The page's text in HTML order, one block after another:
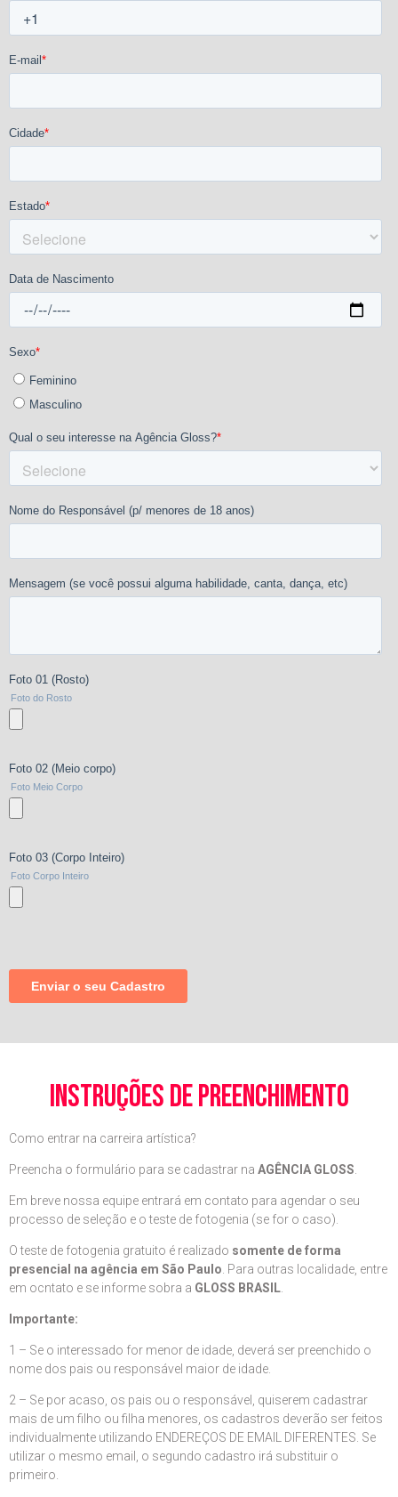
instruções de preenchimento
Como entrar na carreira artística?
Preencha o formulário para se cadastrar na AGÊNCIA GLOSS
Em breve nossa equipe entrará em contato para agendar o seu
processo de seleção e o teste de fotogenia (se for o caso).
O teste de fotogenia gratuito é realizado somente de forma
presencial na agência em São Paulo . Para outras localidade, entre
em ocntato e se informe sobra a GLOSS BRASIL
Importante:
1 – Se o interessado for menor de idade, deverá ser preenchido o
nome dos pais ou responsável maior de idade.
2 – Se por acaso, os pais ou o responsável, quiserem cadastrar
mais de um filho ou filha menores, os cadastros deverão ser feitos
individualmente utilizando ENDEREÇOS DE EMAIL DIFERENTES. Se
utilizar o mesmo email, o segundo cadastro irá substituir o
primeiro.